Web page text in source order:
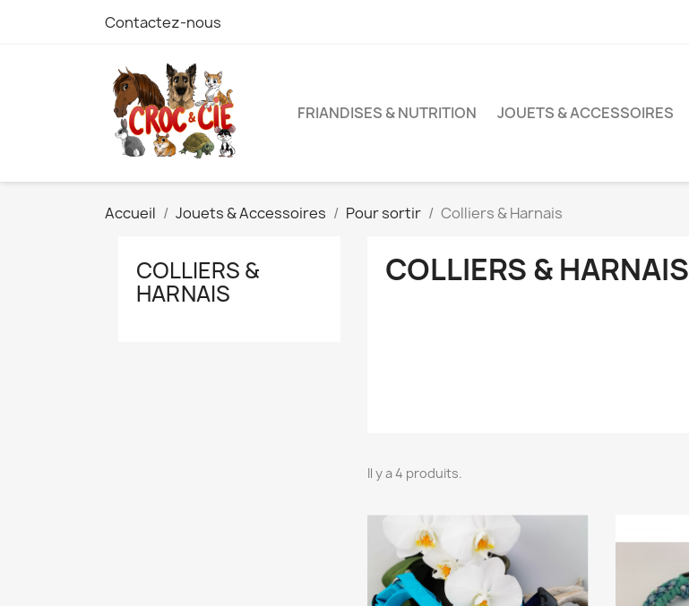
Contactez-nous
FRIANDISES & NUTRITION JOUETS & ACCESSOIRES
Accueil Jouets & Accessoires Pour sortir Colliers & Harnais
COLLIERS &
HARNAIS
COLLIERS & HARNAIS
Il y a 4 produits.